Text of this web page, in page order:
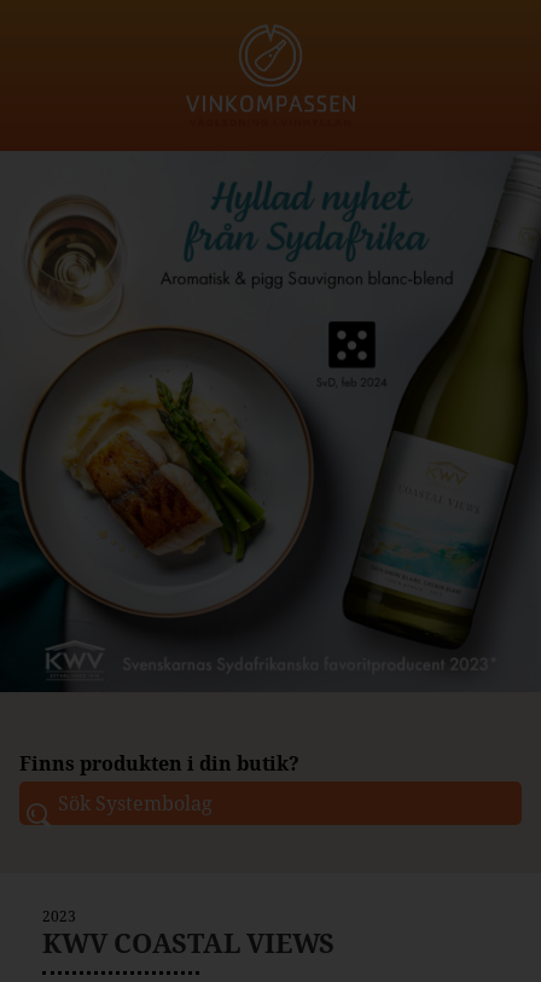
2023
KWV COASTAL VIEWS
Finns produkten i din butik?